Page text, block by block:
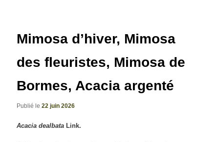
Mimosa d’hiver, Mimosa
des fleuristes, Mimosa de
Bormes, Acacia argenté
Publié le22 juin 2026
Acacia dealbata Link.